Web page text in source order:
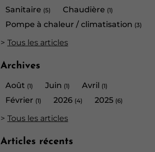
Sanitaire (5) Chaudière (1)
Pompe à chaleur / climatisation (3)
Tous les articles
Archives
Août (1) Juin (1) Avril (1)
Février (1) 2026 (4) 2025 (6)
Tous les articles
Articles récents